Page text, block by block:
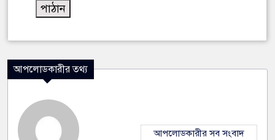
আপলোডকারীর তথ্য
আপলোডকারীর সব সংবাদ